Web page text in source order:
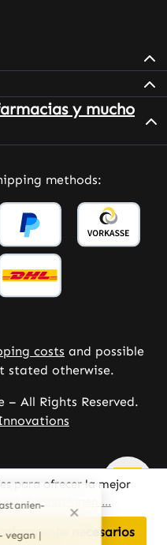
y mucho
methods:
costs and possible
stated otherwise.
All Rights Reserved.
para ofrecer la mejor
Informationen ...
necesarios